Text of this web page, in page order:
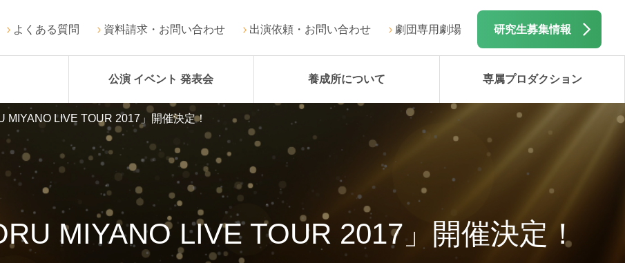
よくある質問 資料請求・お問い合わせ 出演依頼・お問い合わせ 劇団専用劇場 研究生募集情報
公演 イベント 発表会 養成所について 専属プロダクション
MIYANO LIVE TOUR 2017」開催決定！
LIVE TOUR 2017」開催決定！